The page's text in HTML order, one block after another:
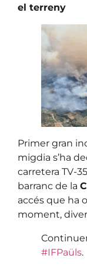
el terreny
Primer gran
migdia s’ha
carretera TV-
barranc de la
accés que ha
moment,
#IFPaüls.